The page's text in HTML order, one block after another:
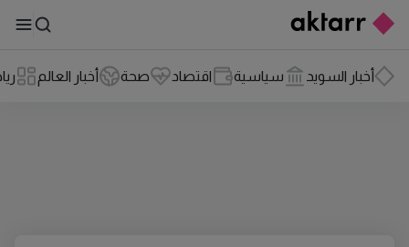
أخبار السويد سياسية اقتصاد صحة أخبار العالم